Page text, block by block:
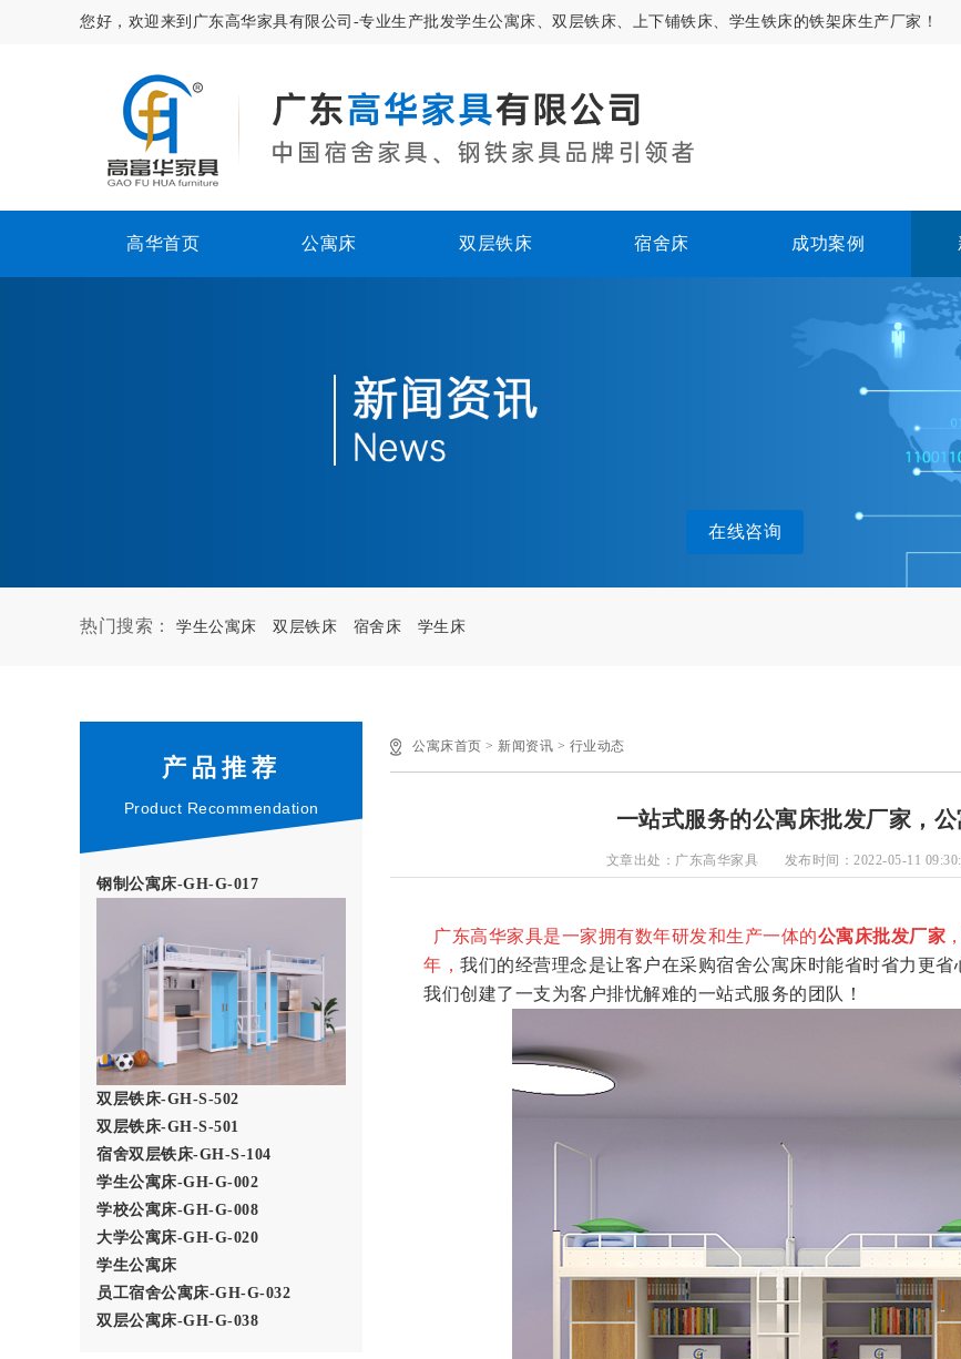
您好，欢迎来到广东高华家具有限公司-专业生产批发学生公寓床、双层铁床、上下铺铁床、学生铁床的铁架床生产厂家！
高华首页 公寓床 双层铁床 宿舍床 成功案例
在线咨询
热门搜索： 学生公寓床 双层铁床 宿舍床 学生床
产品推荐
Product Recommendation
钢制公寓床-GH-G-017
双层铁床-GH-S-502
双层铁床-GH-S-501
宿舍双层铁床-GH-S-104
学生公寓床-GH-G-002
学校公寓床-GH-G-008
大学公寓床-GH-G-020
学生公寓床
员工宿舍公寓床-GH-G-032
双层公寓床-GH-G-038
公寓床首页 > 新闻资讯 > 行业动态
一站式服务的公寓床批发厂家，
文章出处：广东高华家具 发布时间：2022-05-11
广东高华家具是一家拥有数年研发和生产一体的公寓床批发厂家
年， 我们的经营理念是让客户在采购宿舍公寓床时能省时省力更
我们创建了一支为客户排忧解难的一站式服务的团队！